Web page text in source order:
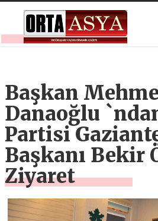
Başkan
Danaoğlu
Partisi
Başkanı Bekir
Ziyaret